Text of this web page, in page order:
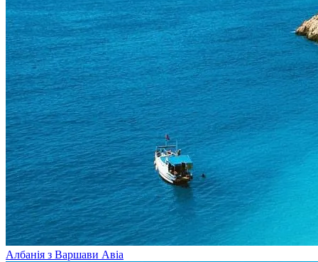
Албанія з Варшави Авіа